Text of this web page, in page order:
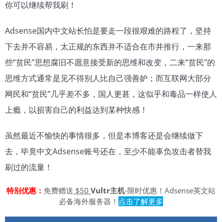
你可以继续帮我刷！
Adsense国内中文站长怕是要走一段很艰难的路程了，坚持
下去并不容易，太正规的东西并不适合在市井推行，一来那
些“贫民”思想腐旧不愿意接受新的思维和改变，二来“贫民”的
思维方式通常是见不得别人比自己强善妒；而互联网大部分
网民和“贫民”几乎差不多，国人更甚，这似乎和毒品一样使人
上瘾，以损害自己的利益达到某种快感！
虽然最近不愉快的事情很多，但是本博客还是会继续做下
去，毕竟中文Adsense账号还在，至少不能辜负攻击者替我
刷过的流量！
特别优惠： 免费赠送 $50 Vultr主机-限时优惠！Adsense英文站
必备海外服务器！ 点击了解更多